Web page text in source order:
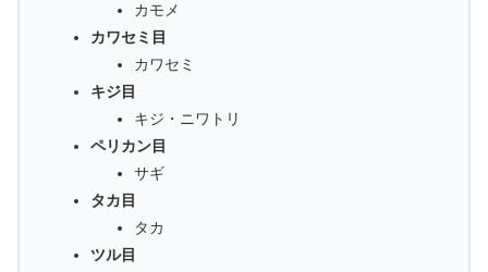
カモメ
カワセミ目
カワセミ
キジ目
キジ・ニワトリ
ペリカン目
サギ
タカ目
タカ
ツル目